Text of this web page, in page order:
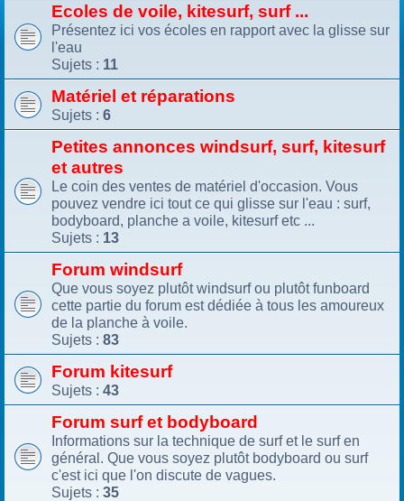
Ecoles de voile, kitesurf, surf ...
Présentez ici vos écoles en rapport avec la glisse sur
l'eau
Sujets : 11
Matériel et réparations
Sujets : 6
Petites annonces windsurf, surf, kitesurf
et autres
Le coin des ventes de matériel d'occasion. Vous
pouvez vendre ici tout ce qui glisse sur l'eau : surf,
bodyboard, planche a voile, kitesurf etc ...
Sujets : 13
Forum windsurf
Que vous soyez plutôt windsurf ou plutôt funboard
cette partie du forum est dédiée à tous les amoureux
de la planche à voile.
Sujets : 83
Forum kitesurf
Sujets : 43
Forum surf et bodyboard
Informations sur la technique de surf et le surf en
général. Que vous soyez plutôt bodyboard ou surf
c'est ici que l'on discute de vagues.
Sujets : 35